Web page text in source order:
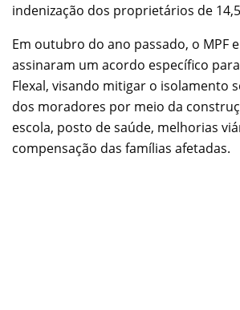
indenização dos proprietários de
Em outubro do ano passado, o MPF
assinaram um acordo específico
Flexal, visando mitigar o isolamento
dos moradores por meio da
escola, posto de saúde, melhorias
compensação das famílias afetadas.